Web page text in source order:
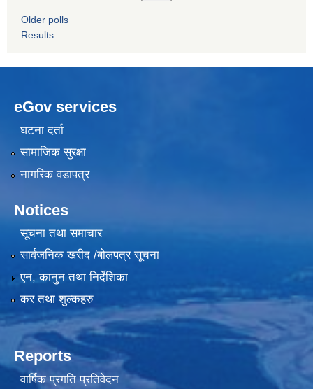
Older polls
Results
eGov services
घटना दर्ता
सामाजिक सुरक्षा
नागरिक वडापत्र
Notices
सूचना तथा समाचार
सार्वजनिक खरीद /बोलपत्र सूचना
एन, कानुन तथा निर्देशिका
कर तथा शुल्कहरु
Reports
वार्षिक प्रगति प्रतिवेदन